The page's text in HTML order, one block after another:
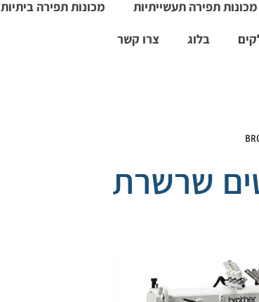
מכונות תפירה תעשייתיות
מכונות תפירה ביתיות
בלוג צרו קשר
תעשייתית 3 מחטים שרשרת